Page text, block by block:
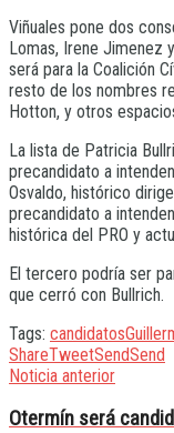
Viñuales pone dos
Lomas, Irene Jimenez
será para la Coalición
resto de los nombres
Hotton, y otros
La lista de Patricia
precandidato a
Osvaldo, histórico
precandidato a
histórica del PRO y
El tercero podría ser
que cerró con Bullrich.
Tags: candidatos
ShareTweetSendSend
Noticia anterior
Otermín será